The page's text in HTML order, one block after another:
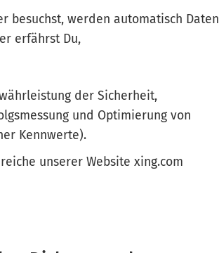
besuchst, werden automatisch Daten
erfährst Du,
der Sicherheit,
und Optimierung von
Kennwerte).
unserer Website xing.com